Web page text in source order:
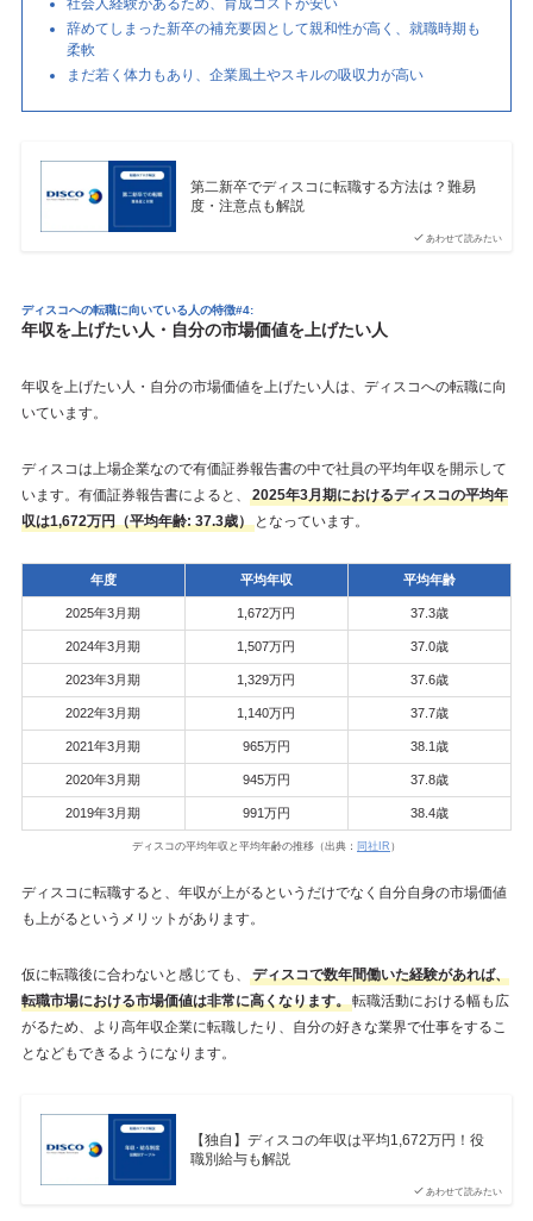
辞めてしまった新卒の補充要因として親和性が高く、就職時期も
柔軟
まだ若く体力もあり、企業風土やスキルの吸収力が高い
あわせて読みたい
第二新卒でディスコに転職する方法は？難易
度・注意点も解説
ディスコへの転職に向いている人の特徴#4:
年収を上げたい人・自分の市場価値を上げたい人
年収を上げたい人・自分の市場価値を上げたい人は、ディスコへの転職に向
いています。
ディスコは上場企業なので有価証券報告書の中で社員の平均年収を開示して
います。有価証券報告書によると、
2025年3月期におけるディスコの平均年
収は1,672万円（平均年齢: 37.3歳）となっています。
年度 平均年収 平均年齢
2025年3月期 1,672万円 37.3歳
2024年3月期 1,507万円 37.0歳
2023年3月期 1,329万円 37.6歳
2022年3月期 1,140万円 37.7歳
2021年3月期 965万円 38.1歳
2020年3月期 945万円 37.8歳
2019年3月期 991万円 38.4歳
ディスコの平均年収と平均年齢の推移（出典： 同社IR ）
ディスコに転職すると、年収が上がるというだけでなく自分自身の市場価値
も上がるというメリットがあります。
仮に転職後に合わないと感じても、
ディスコで数年間働いた経験があれば、
転職市場における市場価値は非常に高くなります。
転職活動における幅も広
がるため、より高年収企業に転職したり、自分の好きな業界で仕事をするこ
となどもできるようになります。
あわせて読みたい
【独自】ディスコの年収は平均1,672万円！役
職別給与も解説